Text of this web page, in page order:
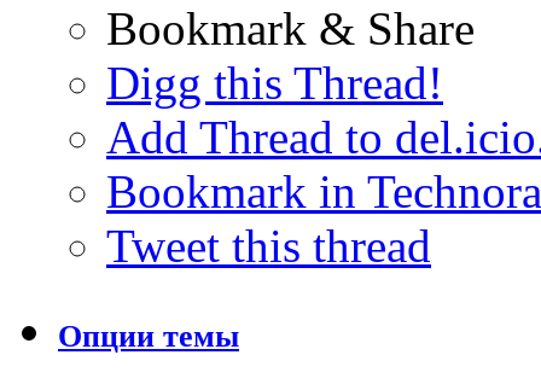
Bookmark & Share
Digg this Thread!
Add Thread to
Bookmark in
Tweet this thread
Опции темы